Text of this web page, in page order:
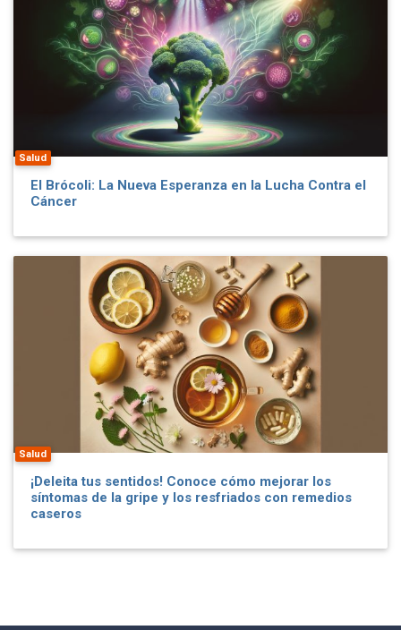
Salud
El Brócoli: La Nueva Esperanza en la Lucha Contra el
Cáncer
Salud
¡Deleita tus sentidos! Conoce cómo mejorar los
síntomas de la gripe y los resfriados con remedios
caseros